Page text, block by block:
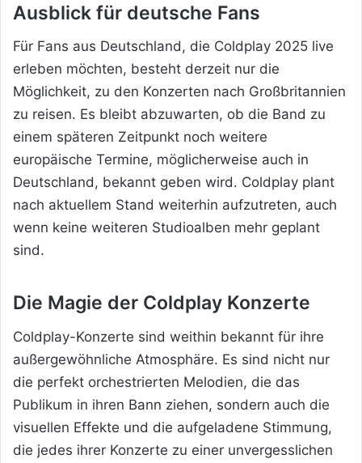
Ausblick für deutsche Fans
Für Fans aus Deutschland, die Coldplay 2025 live
erleben möchten, besteht derzeit nur die
Möglichkeit, zu den Konzerten nach Großbritannien
zu reisen. Es bleibt abzuwarten, ob die Band zu
einem späteren Zeitpunkt noch weitere
europäische Termine, möglicherweise auch in
Deutschland, bekannt geben wird. Coldplay plant
nach aktuellem Stand weiterhin aufzutreten, auch
wenn keine weiteren Studioalben mehr geplant
sind.
Die Magie der Coldplay Konzerte
Coldplay-Konzerte sind weithin bekannt für ihre
außergewöhnliche Atmosphäre. Es sind nicht nur
die perfekt orchestrierten Melodien, die das
Publikum in ihren Bann ziehen, sondern auch die
visuellen Effekte und die aufgeladene Stimmung,
die jedes ihrer Konzerte zu einer unvergesslichen